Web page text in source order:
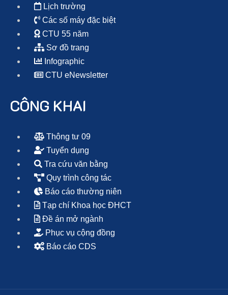
Lịch trường
Các số máy đặc biệt
CTU 55 năm
Sơ đồ trang
Infographic
CTU eNewsletter
CÔNG KHAI
Thông tư 09
Tuyển dụng
Tra cứu văn bằng
Quy trình công tác
Báo cáo thường niên
Tạp chí Khoa học ĐHCT
Đề án mở ngành
Phục vụ cộng đồng
Báo cáo CDS